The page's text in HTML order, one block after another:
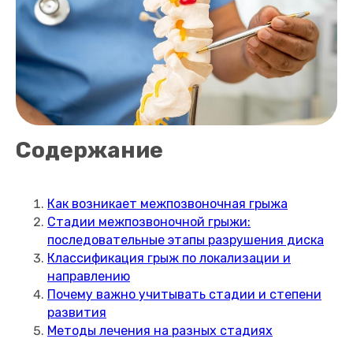
Содержание
Как возникает межпозвоночная грыжа
Стадии межпозвоночной грыжи:
последовательные этапы разрушения диска
Классификация грыж по локализации и
направлению
Почему важно учитывать стадии и степени
развития
Методы лечения на разных стадиях